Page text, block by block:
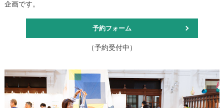
企画です。
予約フォーム
（予約受付中）